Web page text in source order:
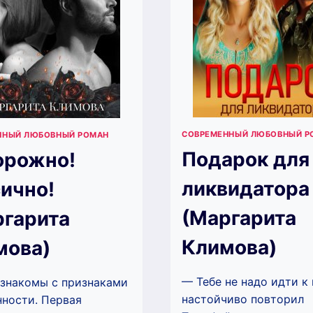
ЛЮБОВНЫЙ РОМАН
с признаками
Первая
СОВРЕМЕННЫЙ ЛЮБОВНЫЙ
Подарок для
ликвидатора
(Маргарита
Климова)
— Тебе не надо идти
настойчиво повторил